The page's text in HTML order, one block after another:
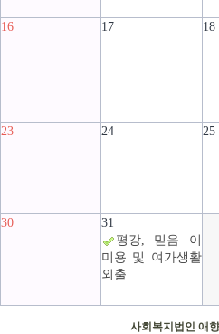
16 17 18
23 24 25
30
31
평강, 믿음 이
미용 및 여가생활
외출
사회복지법인 애